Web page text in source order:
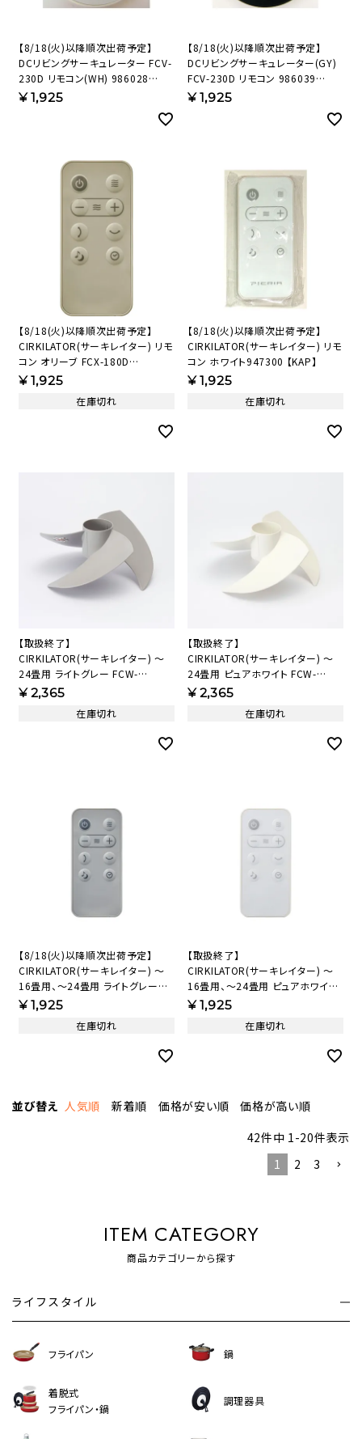
【8/18(火)以降順次出荷予定】
DCリビングサーキュレーター FCV-
230D リモコン(WH) 986028
【KAP】
¥1,925
【8/18(火)以降順次出荷予定】
DCリビングサーキュレーター(GY)
FCV-230D リモコン 986039
【KAP】
¥1,925
【8/18(火)以降順次出荷予定】
CIRKILATOR(サーキレイター) リモ
コン オリーブ FCX-180D
343304【KAP】
¥1,925
在庫切れ
【8/18(火)以降順次出荷予定】
CIRKILATOR(サーキレイター) リモ
コン ホワイト947300 【KAP】
¥1,925
在庫切れ
【取扱終了】
CIRKILATOR(サーキレイター) ～
24畳用 ライトグレー FCW-
234D(LGY) 羽根(指入れ防止シー
¥2,365
在庫切れ
【取扱終了】
CIRKILATOR(サーキレイター) ～
24畳用 ピュアホワイト FCW-
234D(PWH) 羽根(指入れ防止シー
¥2,365
在庫切れ
【8/18(火)以降順次出荷予定】
CIRKILATOR(サーキレイター) ～
16畳用、～24畳用 ライトグレー
FCW-180D(LGY)、FCW-
913299【KAP】
¥1,925
在庫切れ
【取扱終了】
CIRKILATOR(サーキレイター) ～
16畳用、～24畳用 ピュアホワイト
リモコン(PWH) 913298 【KAP】
¥1,925
在庫切れ
並び替え 人気順 新着順 価格が安い順
価格が高い順
42件中 1-20件表示
1
2 3
ITEM CATEGORY
商品カテゴリーから探す
ライフスタイル
フライパン 鍋
着脱式
フライパン・鍋
調理器具